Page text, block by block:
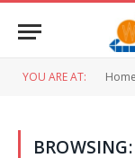
YOU ARE AT: Home
BROWSING: